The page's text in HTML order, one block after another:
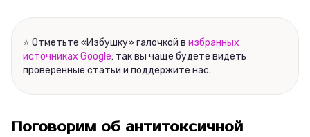
⭐ Отметьте «Избушку» галочкой в избранных
источниках Google: так вы чаще будете видеть
проверенные статьи и поддержите нас.
Поговорим об антитоксичной